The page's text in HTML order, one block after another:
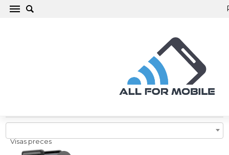
Sony Xperia 10 VII Telefona maciņi, vāciņi,
Visas preces